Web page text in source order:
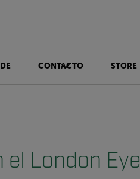
CONTACTO STORE
London Eye